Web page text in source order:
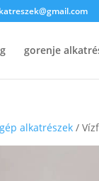
gorenje
alkatrészek /